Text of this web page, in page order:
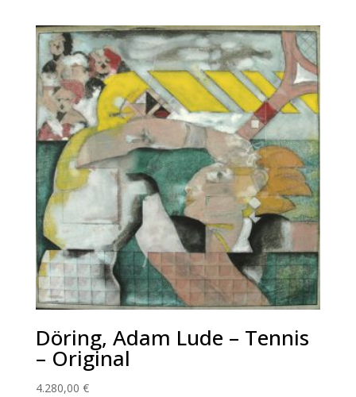
Döring, Adam Lude – Tennis
– Original
4.280,00 €